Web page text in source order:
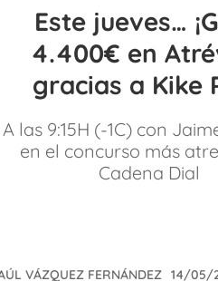
Este jueves…
4.400€ en
gracias a Kike
A las 9:15H (-1C) con
en el concurso más
Cadena Dial
VÁZQUEZ FERNÁNDEZ 14/05/